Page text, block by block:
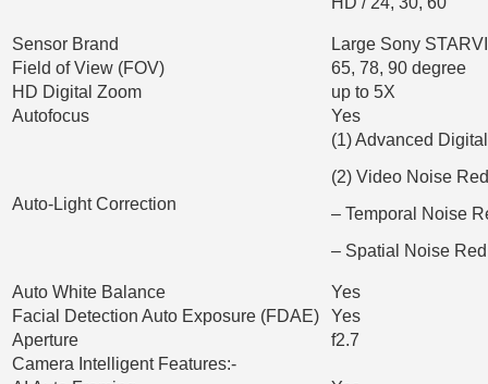
Sensor Brand
Large Sony
Field of View (FOV)
65, 78, 90 degree
HD Digital Zoom
up to 5X
Autofocus
Yes
Auto-Light Correction
(1) Advanced
(2) Video Noise
– Temporal Noise
– Spatial Noise
Auto White Balance
Yes
Facial Detection Auto Exposure (FDAE)
Yes
Aperture
f2.7
Camera Intelligent Features:-